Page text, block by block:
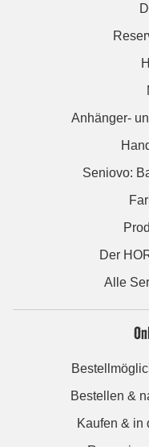
Anhänger-
Seniovo:
Der
Alle
Bestellen &
Kaufen & in